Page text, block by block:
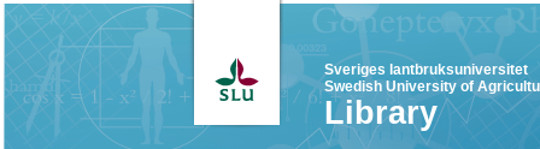
Sveriges lantbruksuniversitet
Swedish University of
Library